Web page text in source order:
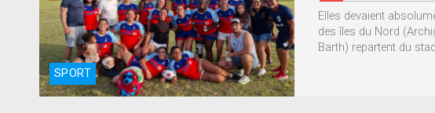
SPORT
Elles devaient
des îles du Nord
Barth) repartent du